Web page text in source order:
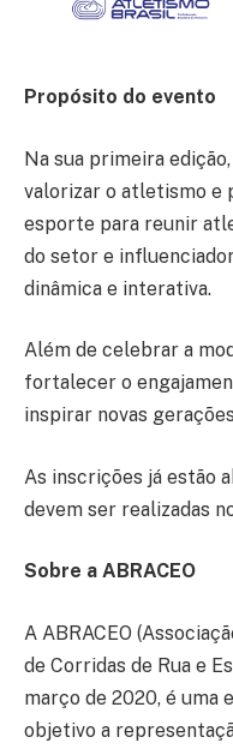
Propósito do evento
Na sua primeira
valorizar o atletismo e
esporte para reunir
do setor e
dinâmica e interativa.
Além de celebrar a
fortalecer o
inspirar novas
As inscrições já estão
devem ser realizadas
Sobre a ABRACEO
A ABRACEO
de Corridas de Rua e
março de 2020, é uma
objetivo a